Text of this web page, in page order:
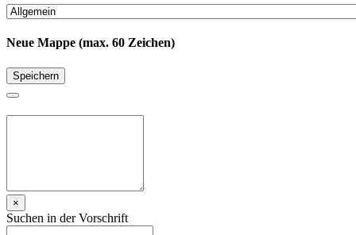
Neue Mappe (max. 60 Zeichen)
Speichern
×
Suchen in der Vorschrift